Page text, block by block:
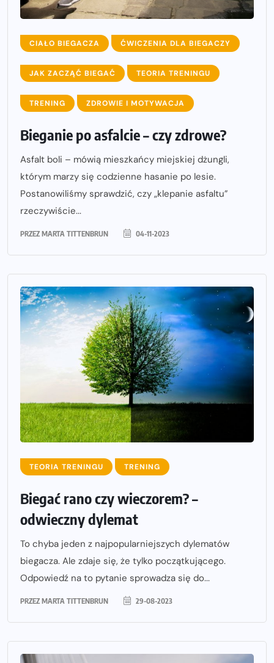
CIAŁO BIEGACZA ĆWICZENIA DLA BIEGACZY
JAK ZACZĄĆ BIEGAĆ TEORIA TRENINGU
TRENING ZDROWIE I MOTYWACJA
Bieganie po asfalcie – czy zdrowe?
Asfalt boli – mówią mieszkańcy miejskiej dżungli,
którym marzy się codzienne hasanie po lesie.
Postanowiliśmy sprawdzić, czy „klepanie asfaltu”
rzeczywiście...
PRZEZ MARTA TITTENBRUN 04-11-2023
TEORIA TRENINGU TRENING
Biegać rano czy wieczorem? –
odwieczny dylemat
To chyba jeden z najpopularniejszych dylematów
biegacza. Ale zdaje się, że tylko początkującego.
Odpowiedź na to pytanie sprowadza się do...
PRZEZ MARTA TITTENBRUN 29-08-2023